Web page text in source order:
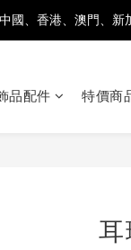
國、香港、澳門、新
國、香港、澳門、新
國、香港、澳門、新
品配件 特價商